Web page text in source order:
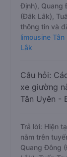
Định), Quang
(Đắk Lắk),
thông tin và
limousine
Lắk
Câu hỏi:
xe giường
Tân Uyên -
Trả lời: Hiện
nằm trên
Quang Đông